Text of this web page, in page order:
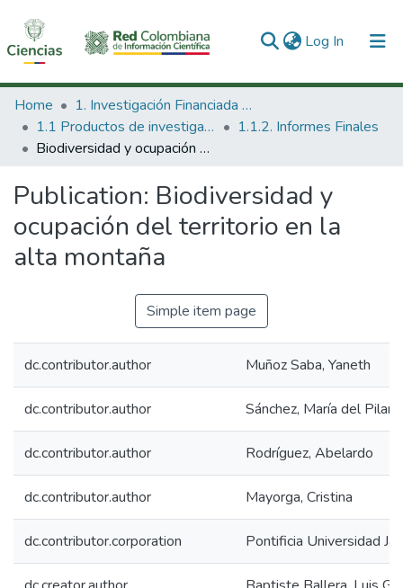
Log In (current)
Communities & Collections
All of DSpace
Home
1. Investigación Financiada con Recursos Públicos
1.1 Productos de investigación
1.1.2. Informes Finales
Biodiversidad y ocupación del territorio en la alta montaña
Publication: Biodiversidad y
ocupación del territorio en la
alta montaña
Simple item page
dc.contributor.author Muñoz Saba, Yaneth
dc.contributor.author Sánchez, María del Pilar
dc.contributor.author Rodríguez, Abelardo
dc.contributor.author Mayorga, Cristina
dc.contributor.corporation Pontificia Universidad